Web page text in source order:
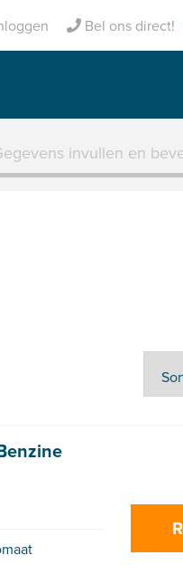
verzekerd Bel ons direct!
invullen en